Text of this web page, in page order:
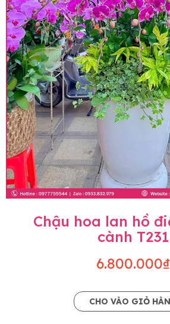
Chậu hoa lan hồ
cành T231
6.800.000₫
CHO VÀO GIỎ